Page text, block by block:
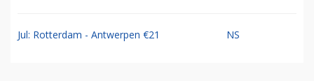
Jul: Rotterdam - Antwerpen €21 NS